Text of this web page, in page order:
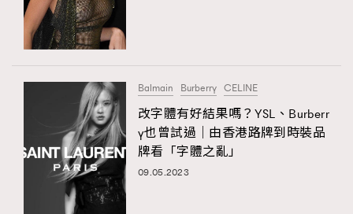
Balmain Burberry CELINE
改字體有好結果嗎？YSL、Burberr
y也曾試過｜由香港路牌到時裝品
牌看「字體之亂」
09.05.2023